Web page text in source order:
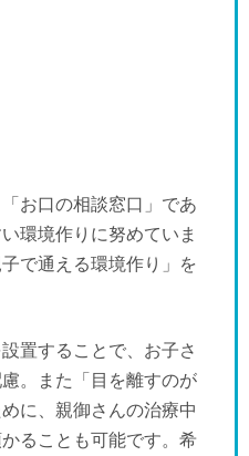
お口の相談窓口」であ
環境作りに努めていま
で通える環境作り」を
置することで、お子さ
。また「目を離すのが
に、親御さんの治療中
ることも可能です。希